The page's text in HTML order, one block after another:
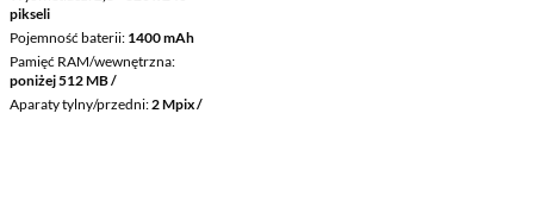
pikseli
Pojemność baterii 1400 mAh
Pamięć RAM/wewnętrzna
poniżej 512 MB /
Aparaty tylny/przedni 2 Mpix /